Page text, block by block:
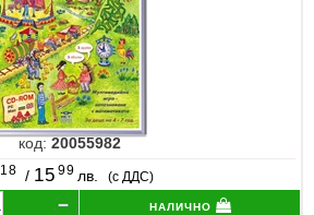
код:20055982
18 / 15 99 лв. (с ДДС)
налично